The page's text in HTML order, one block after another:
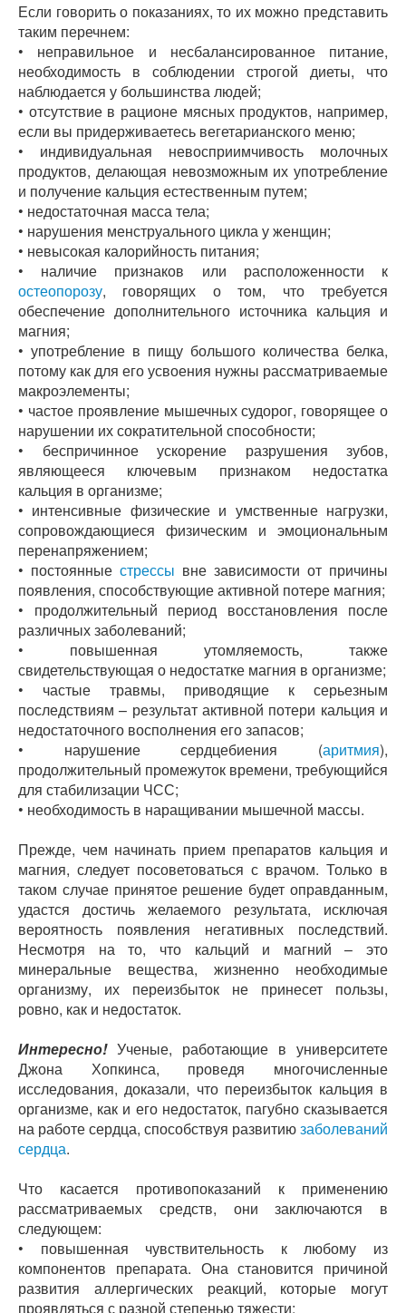
Если говорить о показаниях, то их можно представить
таким перечнем:
• неправильное и несбалансированное питание,
необходимость в соблюдении строгой диеты, что
наблюдается у большинства людей;
• отсутствие в рационе мясных продуктов, например,
если вы придерживаетесь вегетарианского меню;
• индивидуальная невосприимчивость молочных
продуктов, делающая невозможным их употребление
и получение кальция естественным путем;
• недостаточная масса тела;
• нарушения менструального цикла у женщин;
• невысокая калорийность питания;
• наличие признаков или расположенности к
остеопорозу, говорящих о том, что требуется
обеспечение дополнительного источника кальция и
магния;
• употребление в пищу большого количества белка,
потому как для его усвоения нужны рассматриваемые
макроэлементы;
• частое проявление мышечных судорог, говорящее о
нарушении их сократительной способности;
• беспричинное ускорение разрушения зубов,
являющееся ключевым признаком недостатка
кальция в организме;
• интенсивные физические и умственные нагрузки,
сопровождающиеся физическим и эмоциональным
перенапряжением;
• постоянные стрессы вне зависимости от причины
появления, способствующие активной потере магния;
• продолжительный период восстановления после
различных заболеваний;
• повышенная утомляемость, также
свидетельствующая о недостатке магния в организме;
• частые травмы, приводящие к серьезным
последствиям – результат активной потери кальция и
недостаточного восполнения его запасов;
• нарушение сердцебиения (аритмия),
продолжительный промежуток времени, требующийся
для стабилизации ЧСС;
• необходимость в наращивании мышечной массы.
Прежде, чем начинать прием препаратов кальция и
магния, следует посоветоваться с врачом. Только в
таком случае принятое решение будет оправданным,
удастся достичь желаемого результата, исключая
вероятность появления негативных последствий.
Несмотря на то, что кальций и магний – это
минеральные вещества, жизненно необходимые
организму, их переизбыток не принесет пользы,
ровно, как и недостаток.
Интересно!Ученые, работающие в университете
Джона Хопкинса, проведя многочисленные
исследования, доказали, что переизбыток кальция в
организме, как и его недостаток, пагубно сказывается
на работе сердца, способствуя развитиюзаболеваний
сердца.
Что касается противопоказаний к применению
рассматриваемых средств, они заключаются в
следующем:
• повышенная чувствительность к любому из
компонентов препарата. Она становится причиной
развития аллергических реакций, которые могут
проявляться с разной степенью тяжести;